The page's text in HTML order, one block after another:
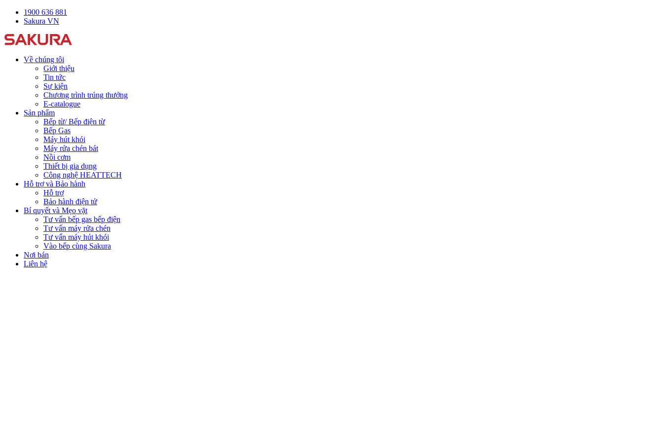
1900 636 881
Sakura VN
Về chúng tôi
Giới thiệu
Tin tức
Sự kiện
Chương trình trúng thưởng
E-catalogue
Sản phẩm
Bếp từ/ Bếp điện từ
Bếp Gas
Máy hút khói
Máy rửa chén bát
Nồi cơm
Thiết bị gia dụng
Công nghệ HEATTECH
Hỗ trợ và Bảo hành
Hỗ trợ
Bảo hành điện tử
Bí quyết và Mẹo vặt
Tư vấn bếp gas bếp điện
Tư vấn máy rửa chén
Tư vấn máy hút khói
Vào bếp cùng Sakura
Nơi bán
Liên hệ